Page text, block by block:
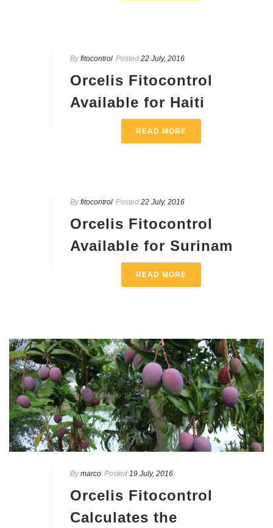
By fitocontrol Posted 22 July, 2016
Orcelis Fitocontrol
Available for Haiti
READ MORE
By fitocontrol Posted 22 July, 2016
Orcelis Fitocontrol
Available for Surinam
READ MORE
By marco Posted 19 July, 2016
Orcelis Fitocontrol
Calculates the